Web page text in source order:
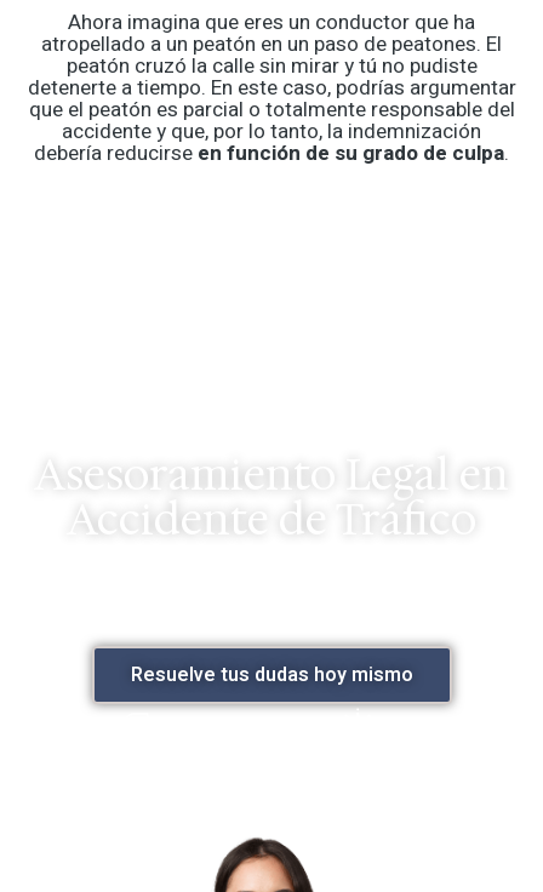
Ahora imagina que eres un conductor que ha
atropellado a un peatón en un paso de peatones. El
peatón cruzó la calle sin mirar y tú no pudiste
detenerte a tiempo. En este caso, podrías argumentar
que el peatón es parcial o totalmente responsable del
accidente y que, por lo tanto, la indemnización
debería reducirse en función de su grado de culpa.
Asesoramiento Legal en
Accidente de Tráfico
Resuelve tus dudas hoy mismo